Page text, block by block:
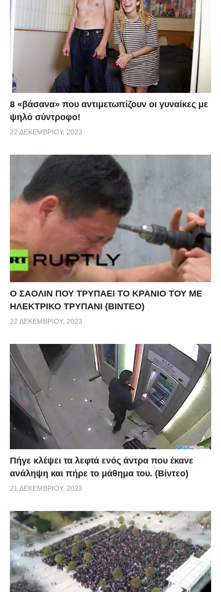
8 «βάσανα» που αντιμετωπίζουν οι γυναίκες με
ψηλό σύντροφο!
22 ΔΕΚΕΜΒΡΊΟΥ, 2023
Ο ΣΑΟΛΙΝ ΠΟΥ ΤΡΥΠΑΕΙ ΤΟ ΚΡΑΝΙΟ ΤΟΥ ΜΕ
ΗΛΕΚΤΡΙΚΟ ΤΡΥΠΑΝΙ (ΒΙΝΤΕΟ)
22 ΔΕΚΕΜΒΡΊΟΥ, 2023
Πήγε κλέψει τα λεφτά ενός άντρα που έκανε
ανάληψη και πήρε το μάθημα του. (Βίντεο)
21 ΔΕΚΕΜΒΡΊΟΥ, 2023